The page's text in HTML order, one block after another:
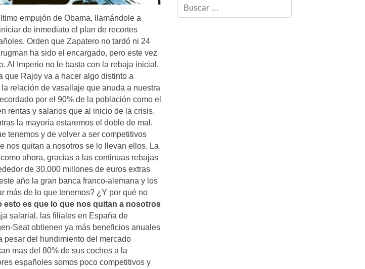
empujón de Obama, llamándole a
de inmediato el plan de recortes
Orden que Zapatero no tardó ni 24
ha sido el encargado, pero este vez
Al Imperio no le basta con la rebaja inicial,
que Rajoy va a hacer algo distinto a
relación de vasallaje que anuda a nuestra
por el 90% de la población como el
rentas y salarios que al inicio de la crisis.
la mayoría estaremos el doble de mal.
tenemos y de volver a ser competitivos
nos quitan a nosotros se lo llevan ellos. La
ahora, gracias a las continuas rebajas
de 30.000 millones de euros extras
año la gran banca franco-alemana y los
más de lo que tenemos? ¿Y por qué no
esto es que lo que nos quitan a nosotros
salarial, las filiales en España de
Seat obtienen ya más beneficios anuales
pesar del hundimiento del mercado
mas del 80% de sus coches a la
españoles somos poco competitivos y